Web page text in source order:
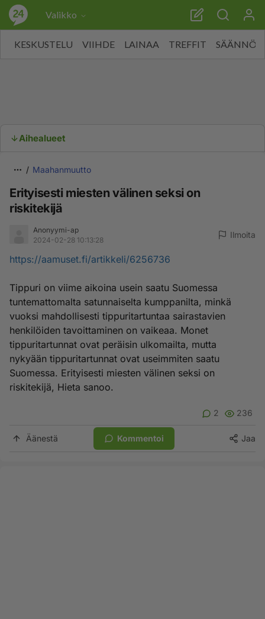
Valikko
KESKUSTELU VIIHDE LAINAA TREFFIT SÄÄNNÖT
Aihealueet
Maahanmuutto
Erityisesti miesten välinen seksi on
riskitekijä
Anonyymi-ap
2024-02-28 10:13:28
Ilmoita
https://aamuset.fi/artikkeli/6256736
Tippuri on viime aikoina usein saatu Suomessa
tuntemattomalta satunnaiselta kumppanilta, minkä
vuoksi mahdollisesti tippuritartuntaa sairastavien
henkilöiden tavoittaminen on vaikeaa. Monet
tippuritartunnat ovat peräisin ulkomailta, mutta
nykyään tippuritartunnat ovat useimmiten saatu
Suomessa. Erityisesti miesten välinen seksi on
riskitekijä, Hieta sanoo.
2 236
Äänestä Kommentoi Jaa